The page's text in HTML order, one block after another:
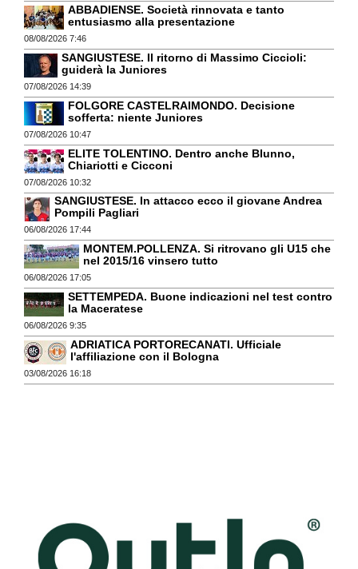
ABBADIENSE. Società rinnovata e tanto
entusiasmo alla presentazione
08/08/2026 7:46
SANGIUSTESE. Il ritorno di Massimo Ciccioli:
guiderà la Juniores
07/08/2026 14:39
FOLGORE CASTELRAIMONDO. Decisione
sofferta: niente Juniores
07/08/2026 10:47
ELITE TOLENTINO. Dentro anche Blunno,
Chiariotti e Cicconi
07/08/2026 10:32
SANGIUSTESE. In attacco ecco il giovane Andrea
Pompili Pagliari
06/08/2026 17:44
MONTEM.POLLENZA. Si ritrovano gli U15 che
nel 2015/16 vinsero tutto
06/08/2026 17:05
SETTEMPEDA. Buone indicazioni nel test contro
la Maceratese
06/08/2026 9:35
ADRIATICA PORTORECANATI. Ufficiale
l'affiliazione con il Bologna
03/08/2026 16:18